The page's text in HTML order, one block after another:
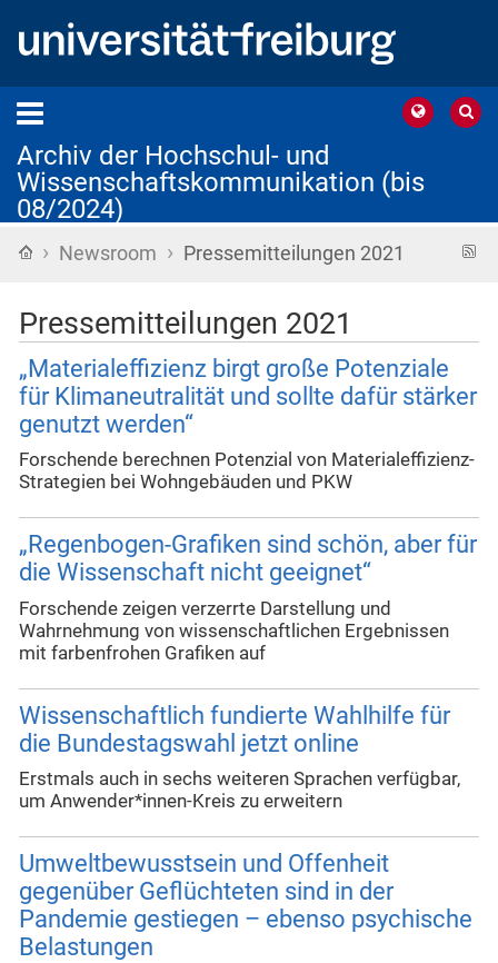
Archiv der Hochschul- und
Wissenschaftskommunikation (bis
08/2024)
Startseite
› Newsroom › Pressemitteilungen 2021
Pressemitteilungen 2021
„Materialeffizienz birgt große Potenziale
für Klimaneutralität und sollte dafür stärker
genutzt werden“
Forschende berechnen Potenzial von Materialeffizienz-
Strategien bei Wohngebäuden und PKW
„Regenbogen-Grafiken sind schön, aber für
die Wissenschaft nicht geeignet“
Forschende zeigen verzerrte Darstellung und
Wahrnehmung von wissenschaftlichen Ergebnissen
mit farbenfrohen Grafiken auf
Wissenschaftlich fundierte Wahlhilfe für
die Bundestagswahl jetzt online
Erstmals auch in sechs weiteren Sprachen verfügbar,
um Anwender*innen-Kreis zu erweitern
Umweltbewusstsein und Offenheit
gegenüber Geflüchteten sind in der
Pandemie gestiegen – ebenso psychische
Belastungen